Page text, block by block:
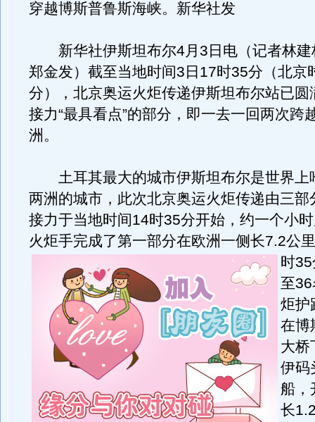
穿越博斯普鲁斯海峡。新华社发
新华社伊斯坦布尔4月3日电（记者林建
郑金发）截至当地时间3日17时35分（北京
分），北京奥运火炬传递伊斯坦布尔站已圆
接力“最具看点”的部分，即一去一回两次跨
洲。
土耳其最大的城市伊斯坦布尔是世界上
两洲的城市，此次北京奥运火炬传递由三部
接力于当地时间14时35分开始，约一个小
火炬手完成了第一部分在欧洲一侧长7.2公
时
至
炬护
在博
大桥
伊码
船，
长